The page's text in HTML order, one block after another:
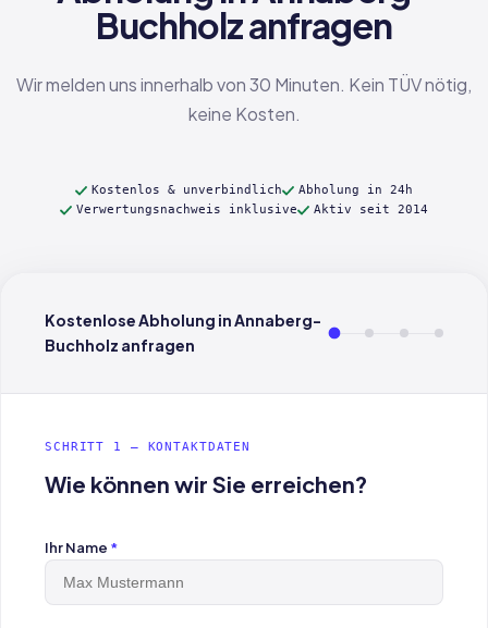
Buchholz anfragen
Wir melden uns innerhalb von 30 Minuten. Kein TÜV nötig,
keine Kosten.
Kostenlos & unverbindlich
Abholung in 24h
Verwertungsnachweis inklusive
Aktiv seit 2014
Kostenlose Abholung in Annaberg-
Buchholz anfragen
SCHRITT 1 — KONTAKTDATEN
Wie können wir Sie erreichen?
Ihr Name *